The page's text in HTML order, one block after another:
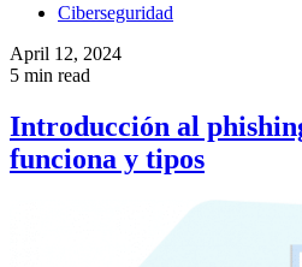
Ciberseguridad
April 12, 2024
5 min read
Introducción al
funciona y tipos